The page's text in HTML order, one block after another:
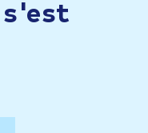
s'est